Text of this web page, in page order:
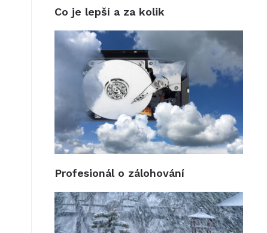
Co je lepší a za kolik
Profesionál o zálohování